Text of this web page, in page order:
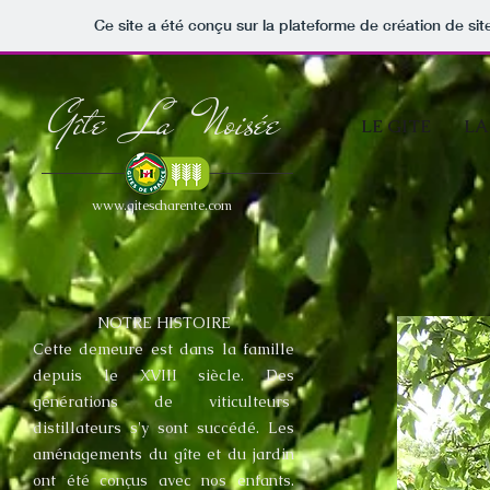
Ce site a été conçu sur la plateforme de création de
Gîte La Noisée
www.gitescharente.com
LE GITE
NOTRE HISTOIRE
Cette demeure est dans la famille
depuis le XVIII siècle. Des
générations de viticulteurs
distillateurs s'y sont succédé. Les
aménagements du gîte et du jardin
ont été conçus avec nos enfants.